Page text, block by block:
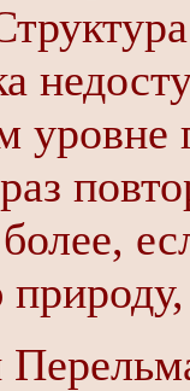
уровне